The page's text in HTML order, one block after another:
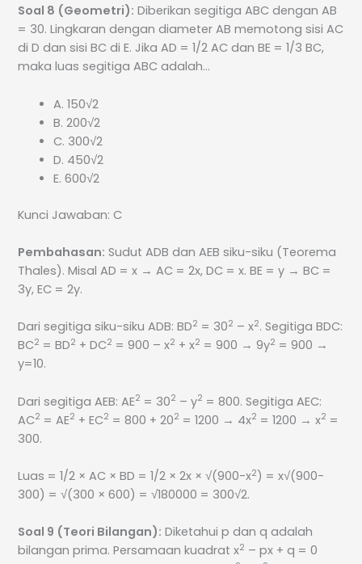
Soal 8 (Geometri): Diberikan segitiga ABC dengan AB
= 30. Lingkaran dengan diameter AB memotong sisi AC
di D dan sisi BC di E. Jika AD = 1/2 AC dan BE = 1/3 BC,
maka luas segitiga ABC adalah…
A. 150√2
B. 200√2
C. 300√2
D. 450√2
E. 600√2
Kunci Jawaban: C
Pembahasan: Sudut ADB dan AEB siku-siku (Teorema
Thales). Misal AD = x → AC = 2x, DC = x. BE = y → BC =
3y, EC = 2y.
Dari segitiga siku-siku ADB: BD2 = 302 – x2. Segitiga BDC:
BC2 = BD2 + DC2 = 900 – x2 + x2 = 900 → 9y2 = 900 →
y=10.
Dari segitiga AEB: AE2 = 302 – y2 = 800. Segitiga AEC:
AC2 = AE2 + EC2 = 800 + 202 = 1200 → 4x2 = 1200 → x2 =
300.
Luas = 1/2 × AC × BD = 1/2 × 2x × √(900-x2) = x√(900-
300) = √(300 × 600) = √180000 = 300√2.
Soal 9 (Teori Bilangan): Diketahui p dan q adalah
bilangan prima. Persamaan kuadrat x2 – px + q = 0